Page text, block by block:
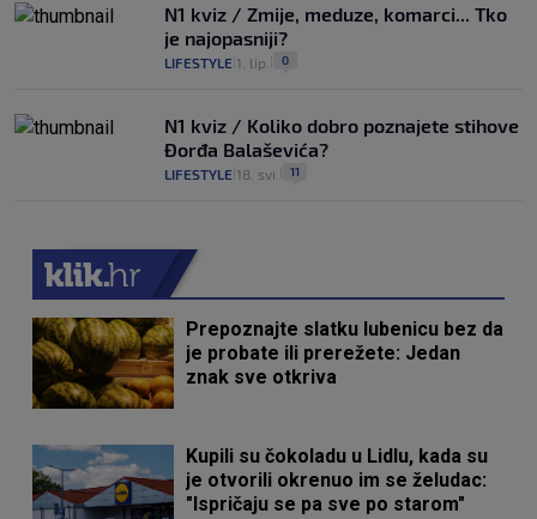
N1 kviz / Zmije, meduze, komarci... Tko
je najopasniji?
LIFESTYLE 1. lip. 0
N1 kviz / Koliko dobro poznajete stihove
Đorđa Balaševića?
LIFESTYLE 18. svi. 11
Prepoznajte slatku lubenicu bez da
je probate ili prerežete: Jedan
znak sve otkriva
Kupili su čokoladu u Lidlu, kada su
je otvorili okrenuo im se želudac:
"Ispričaju se pa sve po starom"